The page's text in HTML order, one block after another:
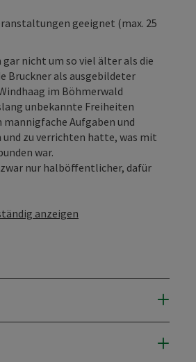
geeignet (max. 25
gar nicht um so viel älter als die
Bruckner als ausgebildeter
im Böhmerwald
unbekannte Freiheiten
mannigfache Aufgaben und
zu verrichten hatte, was mit
war.
nur halböffentlicher, dafür
anzeigen